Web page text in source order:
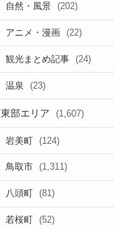
自然・風景 (202)
アニメ・漫画 (22)
観光まとめ記事 (24)
温泉 (23)
東部エリア (1,607)
岩美町 (124)
鳥取市 (1,311)
八頭町 (81)
若桜町 (52)